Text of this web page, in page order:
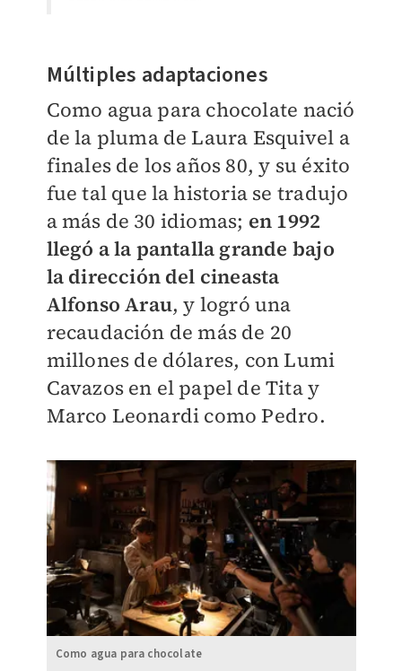
Múltiples adaptaciones
Como agua para chocolate nació
de la pluma de Laura Esquivel a
finales de los años 80, y su éxito
fue tal que la historia se tradujo
a más de 30 idiomas; en 1992
llegó a la pantalla grande bajo
la dirección del cineasta
Alfonso Arau, y logró una
recaudación de más de 20
millones de dólares, con Lumi
Cavazos en el papel de Tita y
Marco Leonardi como Pedro.
Como agua para chocolate